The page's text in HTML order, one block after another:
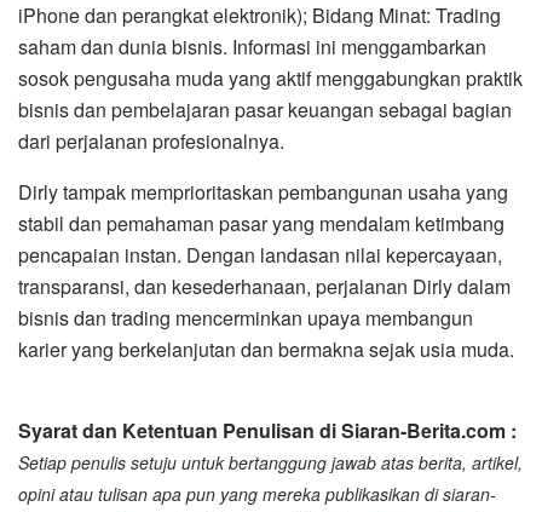
iPhone dan perangkat elektronik); Bidang Minat: Trading
saham dan dunia bisnis. Informasi ini menggambarkan
sosok pengusaha muda yang aktif menggabungkan praktik
bisnis dan pembelajaran pasar keuangan sebagai bagian
dari perjalanan profesionalnya.
Dirly tampak memprioritaskan pembangunan usaha yang
stabil dan pemahaman pasar yang mendalam ketimbang
pencapaian instan. Dengan landasan nilai kepercayaan,
transparansi, dan kesederhanaan, perjalanan Dirly dalam
bisnis dan trading mencerminkan upaya membangun
karier yang berkelanjutan dan bermakna sejak usia muda.
Syarat dan Ketentuan Penulisan di Siaran-Berita.com :
Setiap penulis setuju untuk bertanggung jawab atas berita, artikel,
opini atau tulisan apa pun yang mereka publikasikan di siaran-